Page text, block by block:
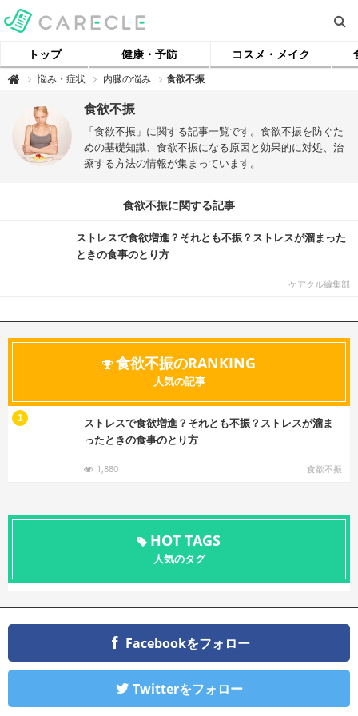
トップ 健康・予防 コスメ・メイク
 【
】
悩み・症状 内臓の悩み 食欲不振
食欲不振
「食欲不振」に関する記事一覧です。食欲不振を防ぐた
めの基礎知識、食欲不振になる原因と効果的に対処、治
療する方法の情報が集まっています。
食欲不振に関する記事
ストレスで食欲増進？それとも不振？ストレスが溜まった
ときの食事のとり方
ケアクル編集部
食欲不振のRANKING
人気の記事
ストレスで食欲増進？それとも不振？ストレスが溜ま
ったときの食事のとり方
1,880 食欲不振
1
HOT TAGS
人気のタグ
Facebookをフォロー
Twitterをフォロー